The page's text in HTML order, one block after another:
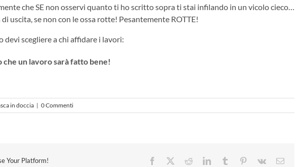
che SE non osservi quanto ti ho scritto sopra ti stai infilando in un vicolo cieco…
uscita, se non con le ossa rotte! Pesantemente ROTTE!
scegliere a chi affidare i lavori:
che un lavoro sarà fatto bene!
in doccia | 0 Commenti
Your Platform! Facebook RedditLinkedInTumblr Pinterest
Vk Email